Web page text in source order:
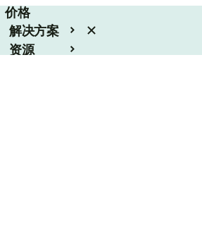
价格
解决方案
资源